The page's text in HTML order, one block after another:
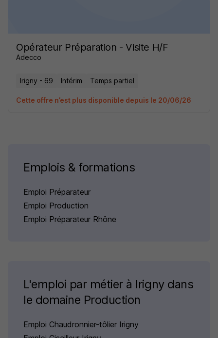
Opérateur Préparation - Visite H/F
Adecco
Irigny - 69 Intérim Temps partiel
Cette offre n’est plus disponible depuis le 20/06/26
Emplois & formations
Emploi Préparateur
Emploi Production
Emploi Préparateur Rhône
L'emploi par métier à Irigny dans
le domaine Production
Emploi Chaudronnier-tôlier Irigny